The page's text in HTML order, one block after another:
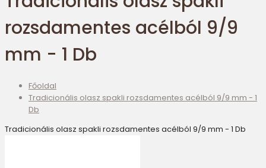
rozsdamentes acélból 9/9
mm - 1 Db
Főoldal
Tradicionális olasz spakli rozsdamentes acélból 9/9 mm - 1
Db
Tradicionális olasz spakli rozsdamentes acélból 9/9 mm - 1 Db